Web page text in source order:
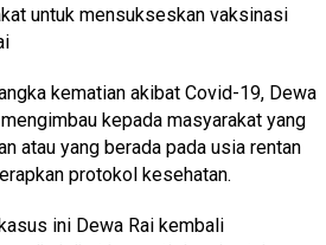
untuk mensukseskan vaksinasi
kematian akibat Covid-19, Dewa
kepada masyarakat yang
atau yang berada pada usia rentan
protokol kesehatan.
ini Dewa Rai kembali